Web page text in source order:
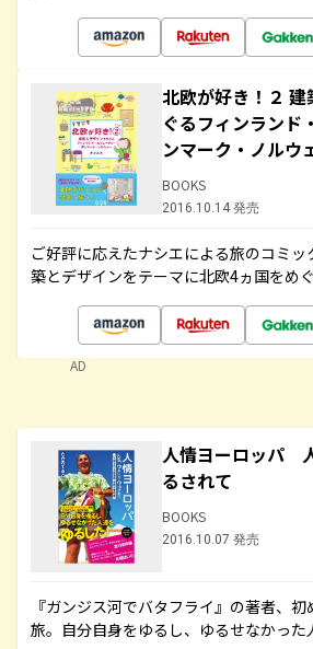
北欧が好き！２
ぐるフィンランド
ンマーク・ノルウ
BOOKS
2016.10.14 発売
ご好評に応えたナシエによる旅のコミ
築とデザインをテーマに北欧4ヵ国をめぐ
AD
人情ヨーロッパ
るされて
BOOKS
2016.10.07 発売
『ガンジス河でバタフライ』の著者、
旅。自分自身をゆるし、ゆるせなかった